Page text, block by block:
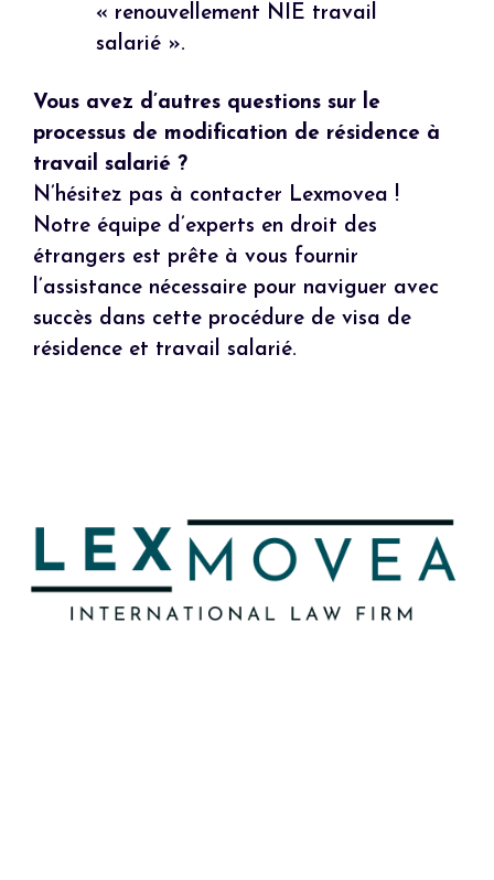
« renouvellement NIE travail
salarié ».
Vous avez d’autres questions sur le
processus de modification de résidence à
travail salarié ?
N’hésitez pas à contacter Lexmovea !
Notre équipe d’experts en droit des
étrangers est prête à vous fournir
l’assistance nécessaire pour naviguer avec
succès dans cette procédure de visa de
résidence et travail salarié.